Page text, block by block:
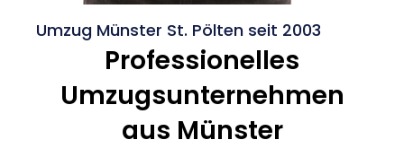
Umzug Münster St. Pölten seit 2003
Professionelles
Umzugsunternehmen
aus Münster